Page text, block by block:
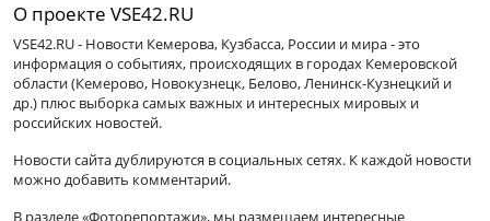
О проекте VSE42.RU
VSE42.RU - Новости Кемерова, Кузбасса, России и мира - это
информация о событиях, происходящих в городах Кемеровской
области (Кемерово, Новокузнецк, Белово, Ленинск-Кузнецкий и
др.) плюс выборка самых важных и интересных мировых и
российских новостей.
Новости сайта дублируются в социальных сетях. К каждой новости
можно добавить комментарий.
В разделе «Фоторепортажи», мы размещаем интересные